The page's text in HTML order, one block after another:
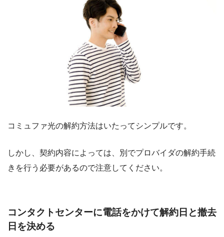
コミュファ光の解約方法はいたってシンプルです。
しかし、契約内容によっては、別でプロバイダの解約手続
きを行う必要があるので注意してください。
コンタクトセンターに電話をかけて解約日と撤去
日を決める